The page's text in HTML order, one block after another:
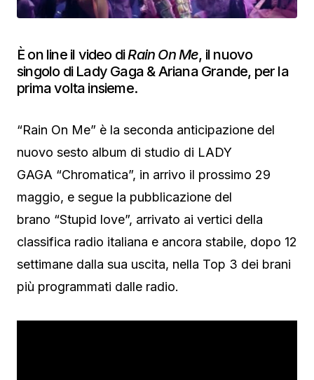
È on line il video diRain On Me, il nuovo
singolo di Lady Gaga & Ariana Grande, per la
prima volta insieme.
“Rain On Me” è la seconda anticipazione del
nuovo sesto album di studio di LADY
GAGA “Chromatica”, in arrivo il prossimo 29
maggio, e segue la pubblicazione del
brano “Stupid love”, arrivato ai vertici della
classifica radio italiana e ancora stabile, dopo 12
settimane dalla sua uscita, nella Top 3 dei brani
più programmati dalle radio.